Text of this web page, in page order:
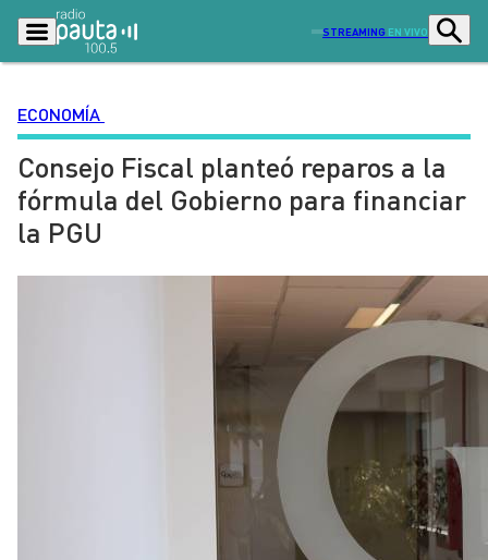
STREAMING EN VIVO
Podcasts Programas
Lo Último Actualidad
Ciudad
Sostenibilidad
Deportes
Entretención y Cultura
Señal 2
Contenido Patrocinado
ECONOMÍA
Consejo Fiscal planteó reparos a la
fórmula del Gobierno para financiar
la PGU